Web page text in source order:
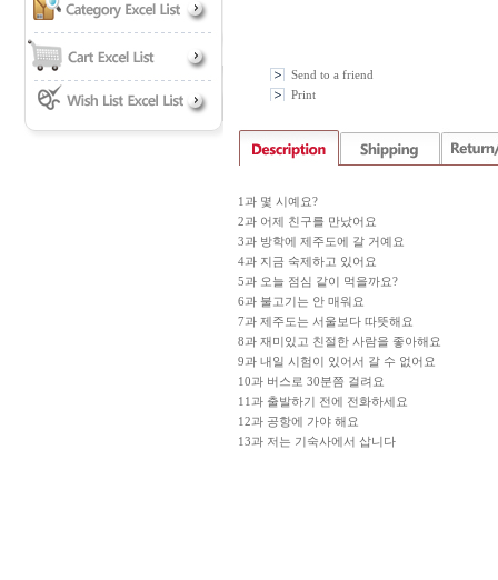
Send to a friend
Print
1과 몇 시예요?
2과 어제 친구를 만났어요
3과 방학에 제주도에 갈 거예요
4과 지금 숙제하고 있어요
5과 오늘 점심 같이 먹을까요?
6과 불고기는 안 매워요
7과 제주도는 서울보다 따뜻해요
8과 재미있고 친절한 사람을 좋아해요
9과 내일 시험이 있어서 갈 수 없어요
10과 버스로 30분쯤 걸려요
11과 출발하기 전에 전화하세요
12과 공항에 가야 해요
13과 저는 기숙사에서 삽니다